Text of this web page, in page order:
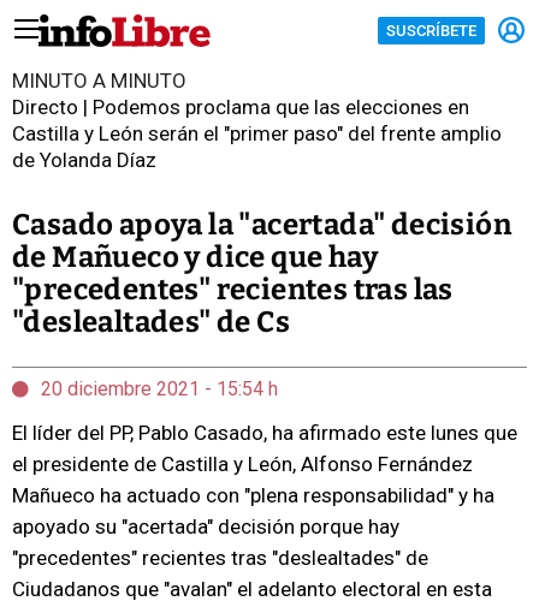
SUSCRÍBETE
MINUTO A MINUTO
Directo | Podemos proclama que las elecciones en
Castilla y León serán el "primer paso" del frente amplio
de Yolanda Díaz
Casado apoya la "acertada" decisión
de Mañueco y dice que hay
"precedentes" recientes tras las
"deslealtades" de Cs
20 diciembre 2021 - 15:54 h
El líder del PP, Pablo Casado, ha afirmado este lunes que
el presidente de Castilla y León, Alfonso Fernández
Mañueco ha actuado con "plena responsabilidad" y ha
apoyado su "acertada" decisión porque hay
"precedentes" recientes tras "deslealtades" de
Ciudadanos que "avalan" el adelanto electoral en esta